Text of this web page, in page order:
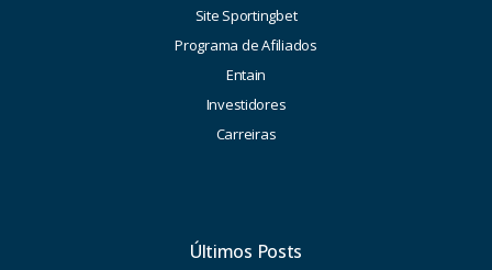
Site Sportingbet
Programa de Afiliados
Entain
Investidores
Carreiras
Últimos Posts